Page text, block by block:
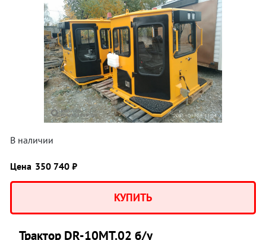
В наличии
Цена 350 740 ₽
КУПИТЬ
Трактор DR-10MT.02 б/у